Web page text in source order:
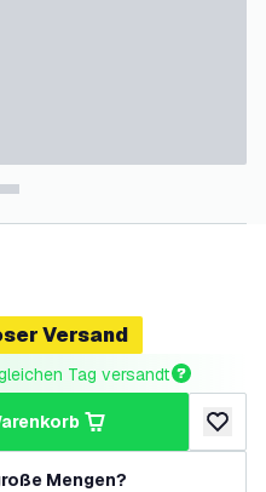
Versand
Tag versandt
zur
Mengen?